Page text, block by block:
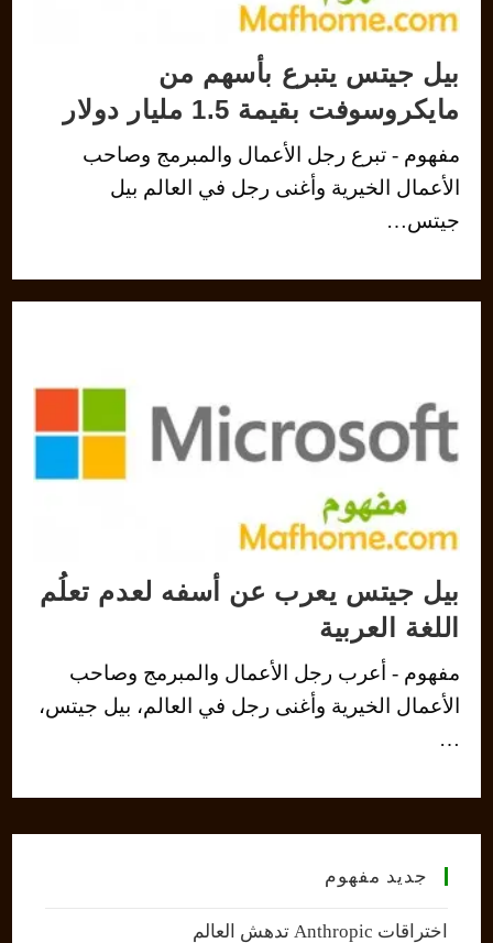
بيل جيتس يتبرع بأسهم من
مايكروسوفت بقيمة 1.5 مليار دولار
مفهوم - تبرع رجل الأعمال والمبرمج وصاحب
الأعمال الخيرية وأغنى رجل في العالم بيل
جيتس…
بيل جيتس يعرب عن أسفه لعدم تعلُم
اللغة العربية
مفهوم - أعرب رجل الأعمال والمبرمج وصاحب
الأعمال الخيرية وأغنى رجل في العالم، بيل جيتس،
…
جديد مفهوم
اختراقات Anthropic تدهش العالم